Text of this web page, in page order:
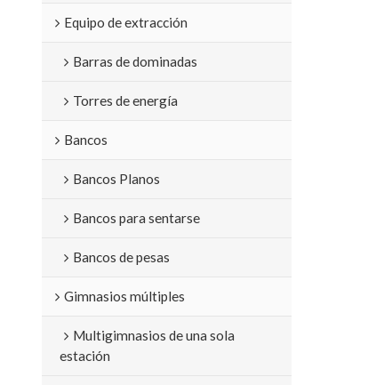
Equipo de extracción
Barras de dominadas
Torres de energía
Bancos
Bancos Planos
Bancos para sentarse
Bancos de pesas
Gimnasios múltiples
Multigimnasios de una sola
estación